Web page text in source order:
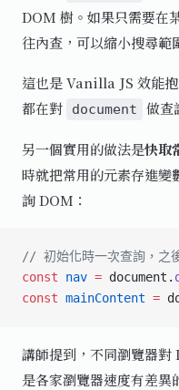
DOM 樹。如果只需要在
往內查，可以縮小搜尋範
這也是 Vanilla JS 效能
都在對
document 做查
另一個實用的做法是快取
時就把常用的元素存進變
詢 DOM：
// 初始化時一次查詢，之
const nav = document.
const mainContent =
講師提到，不同瀏覽器
是各家瀏覽器速度有差異